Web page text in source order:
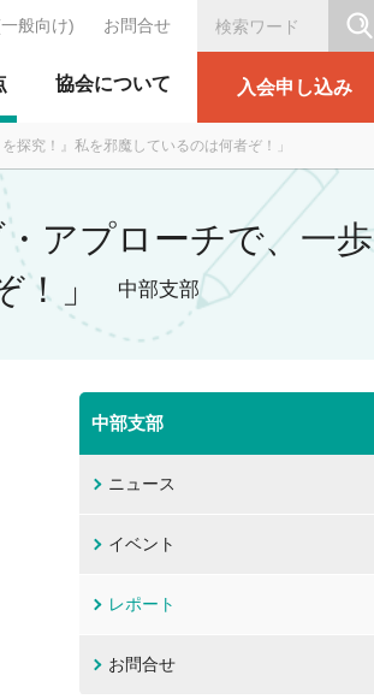
テーション協会
協会について 入会申し込み
般向け) お問合せ
探究！』私を邪魔しているのは何者ぞ！」
アプローチで、一歩
」
中部支部
中部支部
ニュース
イベント
レポート
お問合せ